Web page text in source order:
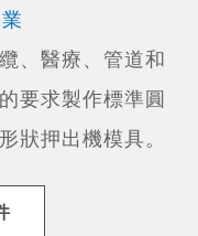
、醫療、管道和
要求製作標準圓
狀押出機模具。